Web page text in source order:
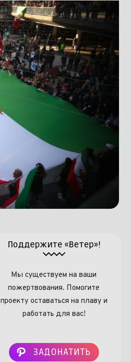
Поддержите «Ветер»!
Мы существуем на ваши
пожертвования. Помогите
проекту оставаться на плаву и
работать для вас!
ЗАДОНАТИТЬ